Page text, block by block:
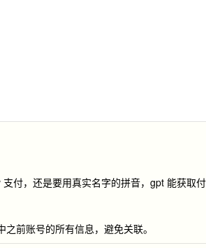
付，还是要用真实名字的拼音，gpt 能获取
前账号的所有信息，避免关联。